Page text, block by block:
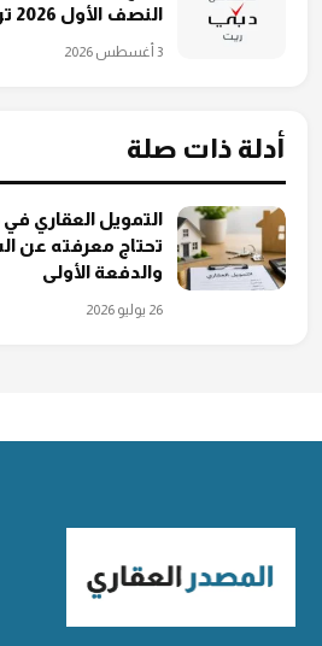
النصف الأول 2026 ترتفع 15%
3 أغسطس 2026
أدلة ذات صلة
التمويل العقاري في
تحتاج معرفته عن
والدفعة الأولى
26 يوليو 2026